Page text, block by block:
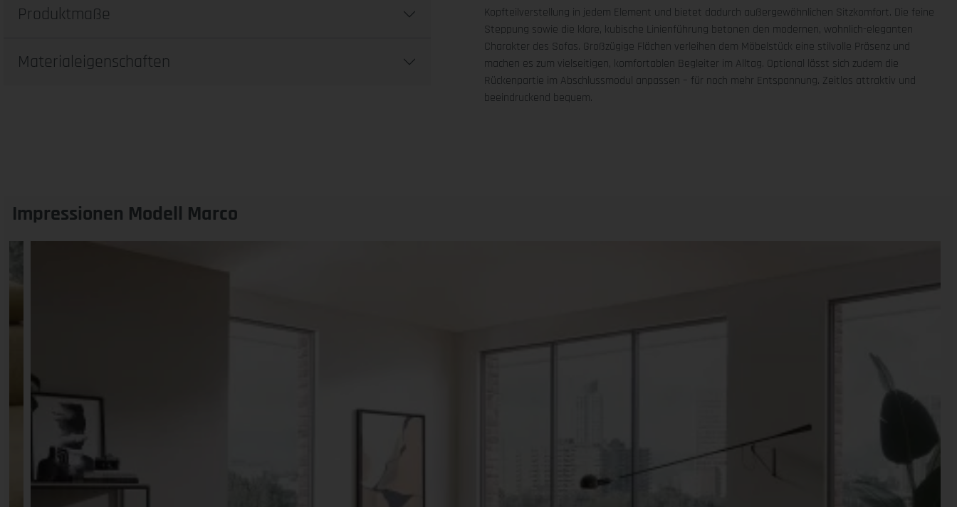
Kopfteilverstellung in jedem Element und bietet dadurch außergewöhnlichen Sitzkomfort. Die feine
Steppung sowie die klare, kubische Linienführung betonen den modernen, wohnlich-eleganten
Charakter des Sofas. Großzügige Flächen verleihen dem Möbelstück eine stilvolle Präsenz und
machen es zum vielseitigen, komfortablen Begleiter im Alltag. Optional lässt sich zudem die
Rückenpartie im Abschlussmodul anpassen – für noch mehr Entspannung. Zeitlos attraktiv und
beeindruckend bequem.
Produktmaße
Materialeigenschaften
Impressionen Modell Marco